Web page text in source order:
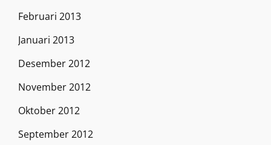
Februari 2013
Januari 2013
Desember 2012
November 2012
Oktober 2012
September 2012